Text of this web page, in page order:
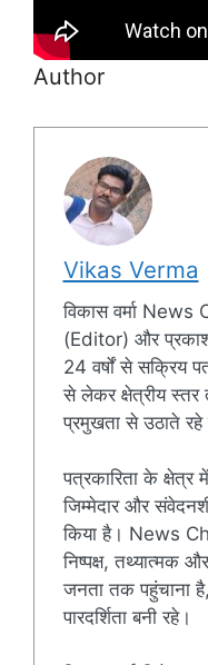
Author
Vikas Verma
विकास वर्मा
(Editor) और
24 वर्षों से सक्रिय
से लेकर क्षेत्रीय
प्रमुखता से उठाते रहे
पत्रकारिता के
जिम्मेदार और
किया है। News
निष्पक्ष, तथ्यात्मक
जनता तक पहुंचाना
पारदर्शिता बनी रहे।